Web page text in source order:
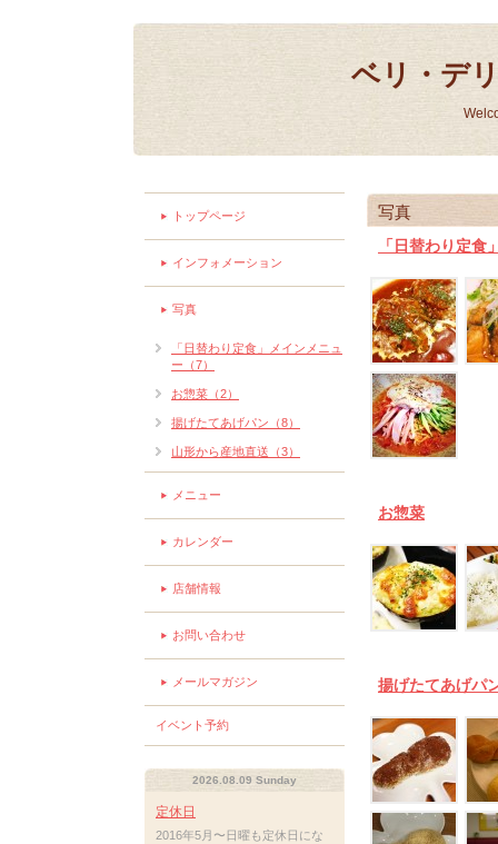
ベリ・デ
写真
「日替わり定食
お惣菜
揚げたてあげパ
トップページ
インフォメーション
写真
「日替わり定食」メインメニュ
ー（7）
お惣菜（2）
揚げたてあげパン（8）
山形から産地直送（3）
メニュー
カレンダー
店舗情報
お問い合わせ
メールマガジン
イベント予約
2026.08.09 Sunday
定休日
2016年5月〜日曜も定休日にな